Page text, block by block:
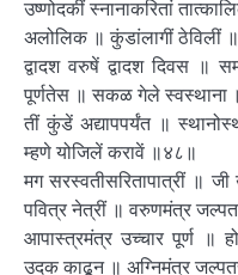
उष्णोदकीं स्नानाकरितां
अलोलिक ॥ कुंडांलागीं ठेविलीं
द्वादश वरुषें द्वादश दिवस ॥
पूर्णतेस ॥ सकळ गेले स्वस्थाना
तीं कुंडें अद्यापपर्यंत ॥
म्हणे योजिलें करावें ॥४८॥
मग सरस्वतीसरितापात्रीं ॥ जी
पवित्र नेत्रीं ॥ वरुणमंत्र
आपास्त्रमंत्र उच्चार पूर्ण ॥
उदक काढून ॥ अग्निमंत्र